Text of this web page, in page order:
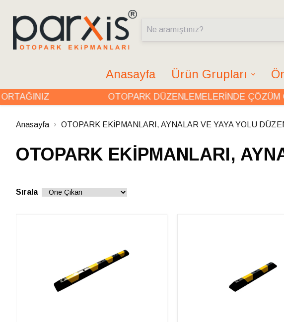
Anasayfa Ürün Grupları
OTOPARK DÜZENLEMELERİNDE ÇÖZÜM
Anasayfa OTOPARK EKİPMANLARI, AYNALAR VE YAYA YOLU
OTOPARK EKİPMANLARI,
Sırala